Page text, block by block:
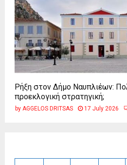
Ρήξη στον Δήμο Ναυπλιέων:
προεκλογική στρατηγική;
by AGGELOS DRITSAS 17 July 2026